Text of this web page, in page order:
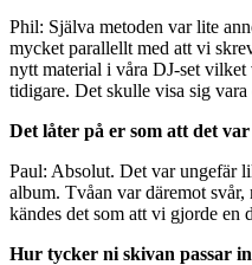
Phil: Själva metoden var lite
mycket parallellt med att vi
nytt material i våra DJ-set
tidigare. Det skulle visa sig
Det låter på er som att det var
Paul: Absolut. Det var ungefär
album. Tvåan var däremot
kändes det som att vi gjorde en
Hur tycker ni skivan passar